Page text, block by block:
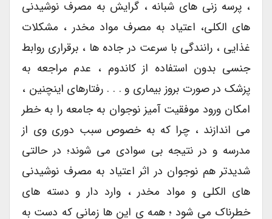
، پرسه زنی های شبانه ، گرایش به مصرف نوشیدنی
های الکلی، اعتیاد به مصرف مواد مخدر ، مشکلات
غذایی ، رانندگی با سرعت در جاده ها ، برقراری روابط
جنسی بدون استفاده از کاندوم ، عدم مراجعه به
پزشک در صورت بروز بیماری و . . . رفتارهای اینچنین ،
امکان ورود موفقیت آمیز نوجوان به جامعه را به خطر
می اندازند ، چرا که به خصوص سبب دوری وی از
مدرسه و در نتیجه بی سوادی می شوند؛ در حالتی
شدیدتر هم نوجوان در اثر اعتیاد به مصرف نوشیدنی
های الکلی و مواد مخدر ، وارد دار و دسته های
خطرناک می شود ؛ همه ی این ها زمانی که دست به